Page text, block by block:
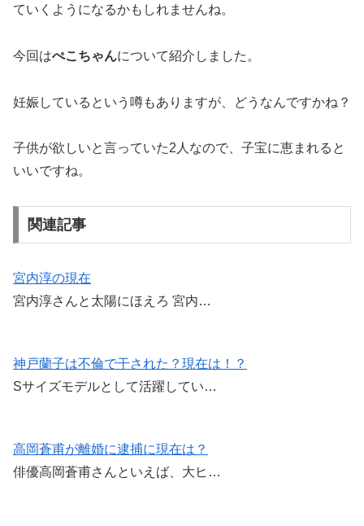
ていくようになるかもしれませんね。
今回はぺこちゃんについて紹介しました。
妊娠しているという噂もありますが、どうなんですかね？
子供が欲しいと言っていた2人なので、子宝に恵まれると
いいですね。
関連記事
宮内淳の現在
宮内淳さんと太陽にほえろ 宮内…
神戸蘭子は不倫で干された？現在は！？
Sサイズモデルとして活躍してい…
高岡蒼甫が離婚に逮捕に現在は？
俳優高岡蒼甫さんといえば、大ヒ…